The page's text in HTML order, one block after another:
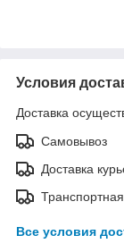
Условия
Доставка
Самовывоз
Доставка
Все условия